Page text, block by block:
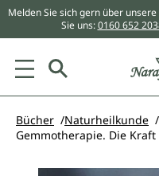
springen
Melden Sie sich gern über
Sie uns:0160 652
Bücher Naturheilkunde
Gemmotherapie. Die